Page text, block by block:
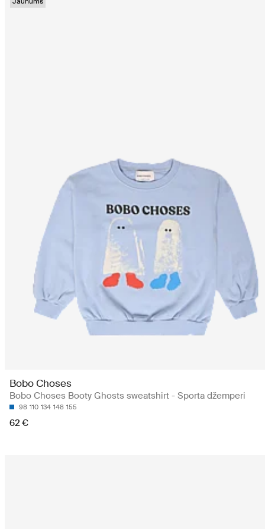
Bobo Choses
Bobo Choses Booty Ghosts sweatshirt - Sporta džemperi
98 110 134 148 155
62 €